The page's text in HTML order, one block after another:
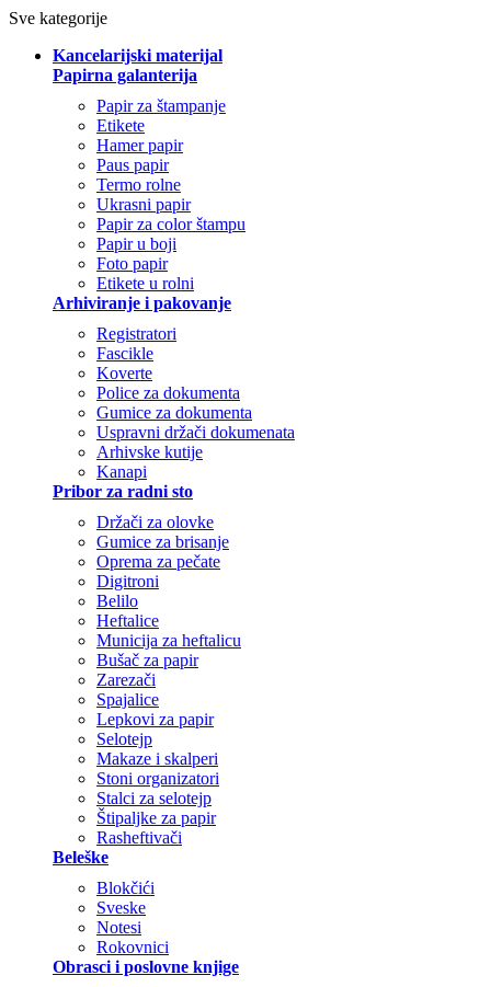
Sve kategorije
Kancelarijski materijal
Papirna galanterija
Papir za štampanje
Etikete
Hamer papir
Paus papir
Termo rolne
Ukrasni papir
Papir za color štampu
Papir u boji
Foto papir
Etikete u rolni
Arhiviranje i pakovanje
Registratori
Fascikle
Koverte
Police za dokumenta
Gumice za dokumenta
Uspravni držači dokumenata
Arhivske kutije
Kanapi
Pribor za radni sto
Držači za olovke
Gumice za brisanje
Oprema za pečate
Digitroni
Belilo
Heftalice
Municija za heftalicu
Bušač za papir
Zarezači
Spajalice
Lepkovi za papir
Selotejp
Makaze i skalperi
Stoni organizatori
Stalci za selotejp
Štipaljke za papir
Rasheftivači
Beleške
Blokčići
Sveske
Notesi
Rokovnici
Obrasci i poslovne knjige